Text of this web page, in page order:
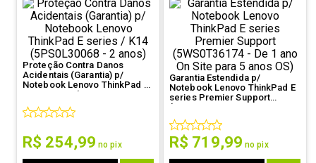
Proteção Contra Danos
Acidentais (Garantia) p/
Notebook Lenovo ThinkPad E
series / K14 (5PS0L30068 - 2
anos)
R$ 254,99 no pix
Garantia Estendida p/
Notebook Lenovo ThinkPad E
series Premier Support
(5WS0T36174 - De 1 ano On
Site para 5 anos OS)
R$ 719,99 no pix